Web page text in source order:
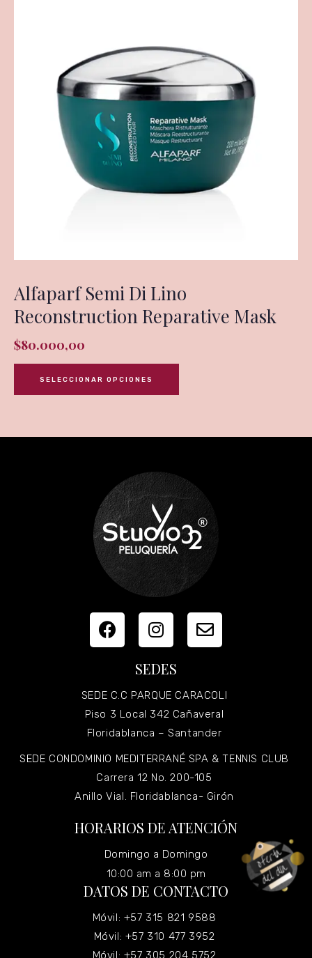
Alfaparf Semi Di Lino
Reconstruction Reparative Mask
$80.000,00
SELECCIONAR OPCIONES
SEDES
SEDE C.C PARQUE CARACOLI
Piso 3 Local 342 Cañaveral
Floridablanca – Santander
SEDE CONDOMINIO MEDITERRANÉ SPA & TENNIS CLUB
Carrera 12 No. 200-105
Anillo Vial. Floridablanca- Girón
HORARIOS DE ATENCIÓN
Domingo a Domingo
10:00 am a 8:00 pm
DATOS DE CONTACTO
Móvil: +57 315 821 9588
Móvil: +57 310 477 3952
Móvil: +57 305 204 5752